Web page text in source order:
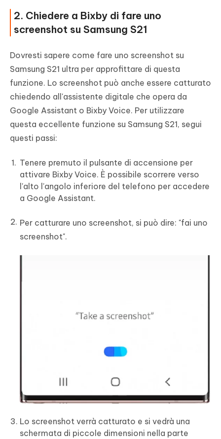
2. Chiedere a Bixby di fare uno
screenshot su Samsung S21
Dovresti sapere come fare uno screenshot su
Samsung S21 ultra per approfittare di questa
funzione. Lo screenshot può anche essere catturato
chiedendo all'assistente digitale che opera da
Google Assistant o Bixby Voice. Per utilizzare
questa eccellente funzione su Samsung S21, segui
questi passi:
Tenere premuto il pulsante di accensione per
attivare Bixby Voice. È possibile scorrere verso
l'alto l'angolo inferiore del telefono per accedere
a Google Assistant.
Per catturare uno screenshot, si può dire: "fai uno
screenshot".
Lo screenshot verrà catturato e si vedrà una
schermata di piccole dimensioni nella parte